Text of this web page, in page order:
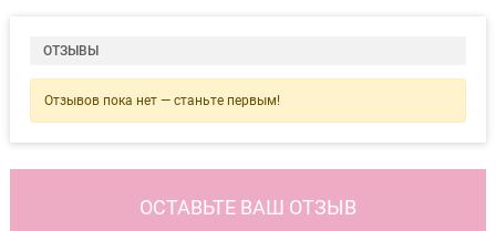
ОТЗЫВЫ
Отзывов пока нет — станьте первым!
ОСТАВЬТЕ ВАШ ОТЗЫВ